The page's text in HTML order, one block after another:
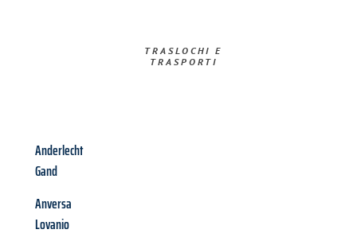
TRASLOCHI E
TRASPORTI​
Anderlecht
Gand
Anversa
Lovanio